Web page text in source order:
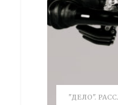
"ДЕЛО".